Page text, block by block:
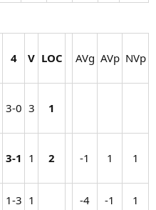
4 V LOC AVg​ AVp​ NVp​
3-0​ 3​ 1
3-1 1​ 2 -1​ 1​ 1​
1-3​ 1​ -4​ -1​ 1​